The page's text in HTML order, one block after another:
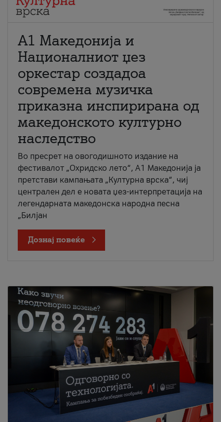
А1 Македонија и
Националниот џез
оркестар создадоа
современа музичка
приказна инспирирана од
македонското културно
наследство
Во пресрет на овогодишното издание на
фестивалот „Охридско лето“, А1 Македонија ја
претстави кампањата „Културна врска“, чиј
централен дел е новата џез-интерпретација на
легендарната македонска народна песна
„Билјан
Дознај повеќе